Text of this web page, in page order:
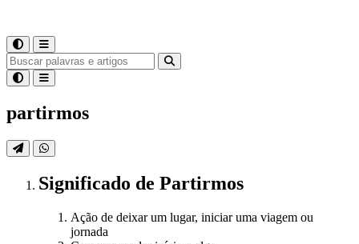
partirmos
Significado de Partirmos
Ação de deixar um lugar, iniciar uma viagem ou
jornada